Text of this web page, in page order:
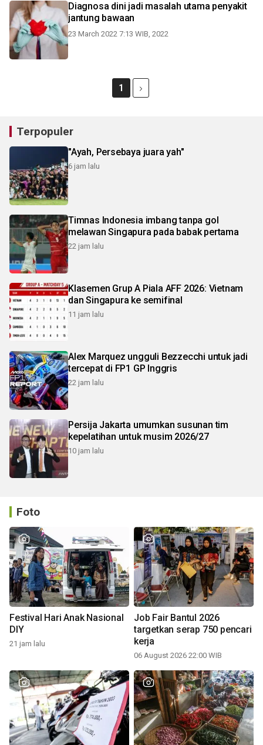
Diagnosa dini jadi masalah utama penyakit
jantung bawaan
23 March 2022 7:13 WIB, 2022
1
Terpopuler
"Ayah, Persebaya juara yah"
6 jam lalu
Timnas Indonesia imbang tanpa gol
melawan Singapura pada babak pertama
22 jam lalu
Klasemen Grup A Piala AFF 2026: Vietnam
dan Singapura ke semifinal
11 jam lalu
Alex Marquez ungguli Bezzecchi untuk jadi
tercepat di FP1 GP Inggris
22 jam lalu
Persija Jakarta umumkan susunan tim
kepelatihan untuk musim 2026/27
10 jam lalu
Foto
Festival Hari Anak Nasional
DIY
21 jam lalu
Job Fair Bantul 2026
targetkan serap 750 pencari
kerja
06 August 2026 22:00 WIB